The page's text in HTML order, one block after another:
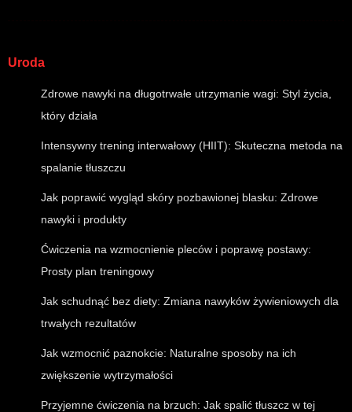
Uroda
Zdrowe nawyki na długotrwałe utrzymanie wagi: Styl życia,
który działa
Intensywny trening interwałowy (HIIT): Skuteczna metoda na
spalanie tłuszczu
Jak poprawić wygląd skóry pozbawionej blasku: Zdrowe
nawyki i produkty
Ćwiczenia na wzmocnienie pleców i poprawę postawy:
Prosty plan treningowy
Jak schudnąć bez diety: Zmiana nawyków żywieniowych dla
trwałych rezultatów
Jak wzmocnić paznokcie: Naturalne sposoby na ich
zwiększenie wytrzymałości
Przyjemne ćwiczenia na brzuch: Jak spalić tłuszcz w tej